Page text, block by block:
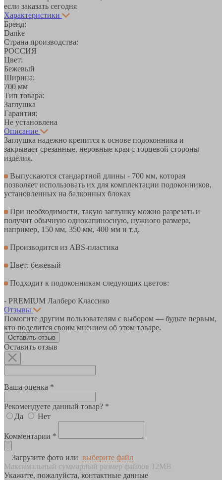
если заказать сегодня
Характеристики
Бренд:
Danke
Страна производства:
РОССИЯ
Цвет:
Бежевый
Ширина:
700 мм
Тип товара:
Заглушка
Гарантия:
Не установлена
Описание
Заглушка надежно крепится к основе подоконника и
закрывает срезанные, неровные края с торцевой стороны
изделия.
Выпускаются стандартной длины - 700 мм, которая
позволяет использовать их для комплектации подоконников,
установленных на балконных блоках
При необходимости, такую заглушку можно разрезать и
получит обычную однокапиносную, нужного размера,
например, 150 мм, 350 мм, 400 мм и т.д.
Производится из ABS-пластика
Цвет: бежевый
Подходит к подоконникам следующих цветов:
- PREMIUM Лалберо Классико
Отзывы
Помогите другим пользователям с выбором — будьте первым,
кто поделится своим мнением об этом товаре.
Оставить отзыв
Оставить отзыв
Ваша оценка *
Рекомендуете данный товар? *
Да
Нет
Комментарии *
Загрузите фото или выберите файл
Максимальный суммарный размер файлов 12MB
Укажите, пожалуйста, контактные данные